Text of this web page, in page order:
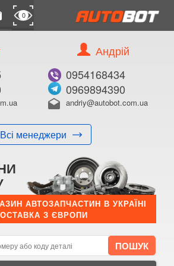
0
Всі менеджери
Андрій
0954168434
0969894390
drafts andriy@autobot.com.ua
АВТОЗАПЧАСТИН В УКРАЇНІ
З ЄВРОПИ
КУПИТИ
номер: